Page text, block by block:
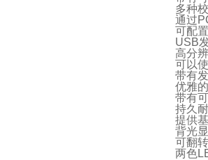
多种
通过
可配
USB
高分
可以
带有
优雅
带有
持久
提供
背光
可翻
两色